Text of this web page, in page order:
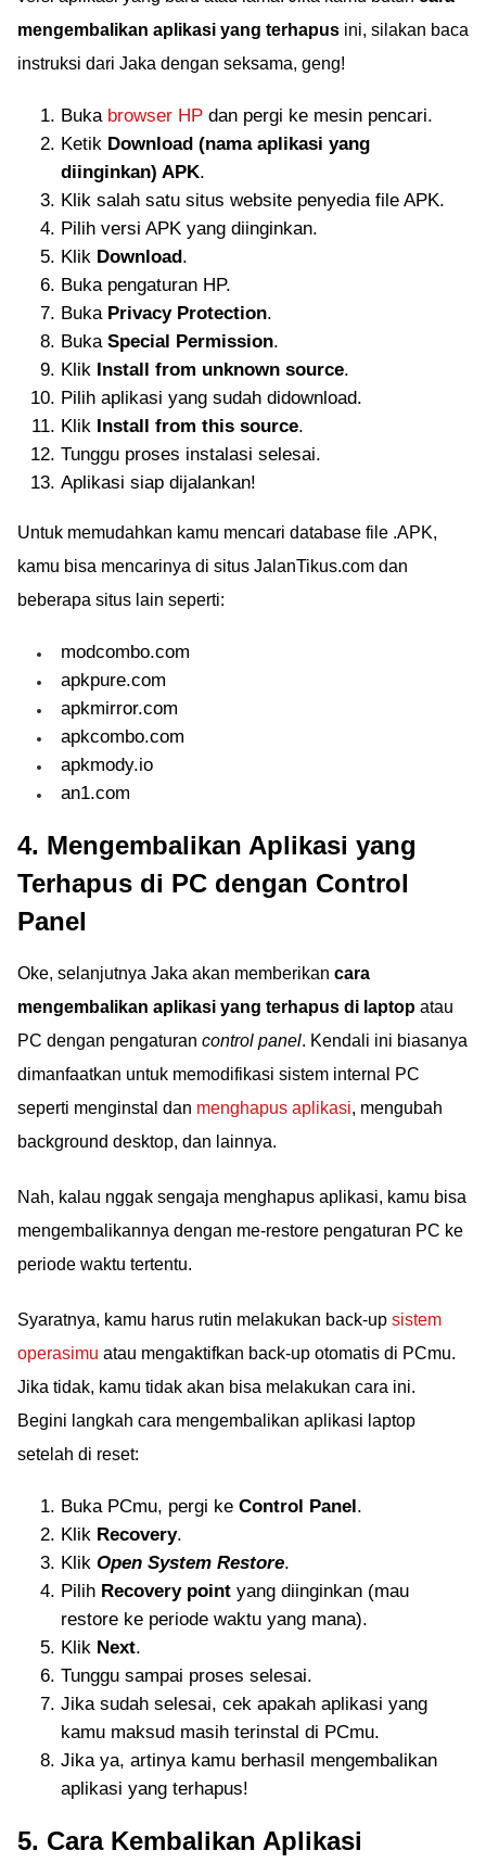
mengembalikan aplikasi yang terhapus ini, silakan baca
instruksi dari Jaka dengan seksama, geng!
Buka browser HP dan pergi ke mesin pencari.
Ketik Download (nama aplikasi yang
diinginkan) APK.
Klik salah satu situs website penyedia file APK.
Pilih versi APK yang diinginkan.
Klik Download.
Buka pengaturan HP.
Buka Privacy Protection.
Buka Special Permission.
Klik Install from unknown source.
Pilih aplikasi yang sudah didownload.
Klik Install from this source.
Tunggu proses instalasi selesai.
Aplikasi siap dijalankan!
Untuk memudahkan kamu mencari database file .APK,
kamu bisa mencarinya di situs JalanTikus.com dan
beberapa situs lain seperti:
modcombo.com
apkpure.com
apkmirror.com
apkcombo.com
apkmody.io
an1.com
4. Mengembalikan Aplikasi yang
Terhapus di PC dengan Control
Panel
Oke, selanjutnya Jaka akan memberikan cara
mengembalikan aplikasi yang terhapus di laptop atau
PC dengan pengaturan control panel. Kendali ini biasanya
dimanfaatkan untuk memodifikasi sistem internal PC
seperti menginstal dan menghapus aplikasi, mengubah
background desktop, dan lainnya.
Nah, kalau nggak sengaja menghapus aplikasi, kamu bisa
mengembalikannya dengan me-restore pengaturan PC ke
periode waktu tertentu.
Syaratnya, kamu harus rutin melakukan back-up sistem
operasimu atau mengaktifkan back-up otomatis di PCmu.
Jika tidak, kamu tidak akan bisa melakukan cara ini.
Begini langkah cara mengembalikan aplikasi laptop
setelah di reset:
Buka PCmu, pergi ke Control Panel.
Klik Recovery.
Klik Open System Restore.
Pilih Recovery point yang diinginkan (mau
restore ke periode waktu yang mana).
Klik Next.
Tunggu sampai proses selesai.
Jika sudah selesai, cek apakah aplikasi yang
kamu maksud masih terinstal di PCmu.
Jika ya, artinya kamu berhasil mengembalikan
aplikasi yang terhapus!
5. Cara Kembalikan Aplikasi